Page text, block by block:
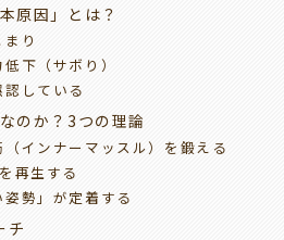
原因」とは？
り
下（サボり）
している
のか？3つの理論
インナーマッスル）を鍛える
再生する
勢」が定着する
チ